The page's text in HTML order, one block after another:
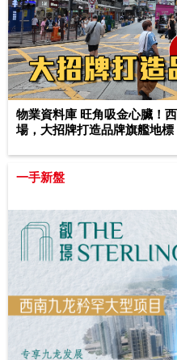
物業資料庫 旺角吸金心臟！
場，大招牌打造品牌旗艦地標
一手新盤